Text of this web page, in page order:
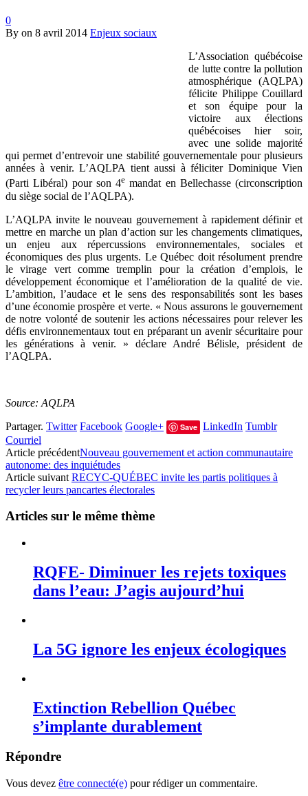
0
By on 8 avril 2014 Enjeux sociaux
L’Association québécoise
de lutte contre la pollution
atmosphérique (AQLPA)
félicite Philippe Couillard
et son équipe pour la
victoire aux élections
québécoises hier soir,
avec une solide majorité
qui permet d’entrevoir une stabilité gouvernementale pour plusieurs
années à venir. L’AQLPA tient aussi à féliciter Dominique Vien
(Parti Libéral) pour son 4e mandat en Bellechasse (circonscription
du siège social de l’AQLPA).
L’AQLPA invite le nouveau gouvernement à rapidement définir et
mettre en marche un plan d’action sur les changements climatiques,
un enjeu aux répercussions environnementales, sociales et
économiques des plus urgents. Le Québec doit résolument prendre
le virage vert comme tremplin pour la création d’emplois, le
développement économique et l’amélioration de la qualité de vie.
L’ambition, l’audace et le sens des responsabilités sont les bases
d’une économie prospère et verte. « Nous assurons le gouvernement
de notre volonté de soutenir les actions nécessaires pour relever les
défis environnementaux tout en préparant un avenir sécuritaire pour
les générations à venir. » déclare André Bélisle, président de
l’AQLPA.
Source: AQLPA
Partager. Twitter Facebook Google+ Save LinkedIn Tumblr
Courriel
Article précédentNouveau gouvernement et action communautaire
autonome: des inquiétudes
Article suivant RECYC-QUÉBEC invite les partis politiques à
recycler leurs pancartes électorales
Articles sur le même thème
RQFE- Diminuer les rejets toxiques
dans l’eau: J’agis aujourd’hui
La 5G ignore les enjeux écologiques
Extinction Rebellion Québec
s’implante durablement
Répondre
Vous devez être connecté(e) pour rédiger un commentaire.